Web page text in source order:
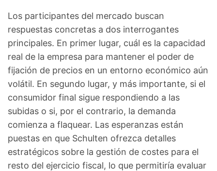
Los participantes del mercado buscan
respuestas concretas a dos interrogantes
principales. En primer lugar, cuál es la capacidad
real de la empresa para mantener el poder de
fijación de precios en un entorno económico aún
volátil. En segundo lugar, y más importante, si el
consumidor final sigue respondiendo a las
subidas o si, por el contrario, la demanda
comienza a flaquear. Las esperanzas están
puestas en que Schulten ofrezca detalles
estratégicos sobre la gestión de costes para el
resto del ejercicio fiscal, lo que permitiría evaluar